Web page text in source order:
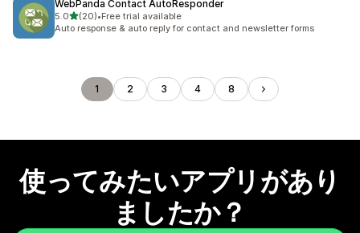
WebPanda Contact AutoResponder
5.05つ星中
(20)
合計レビュー数：20件
•Free trial available
Auto response & auto reply for contact and newsletter forms
1 2 3 4 8
使ってみたいアプリがあり
ましたか？